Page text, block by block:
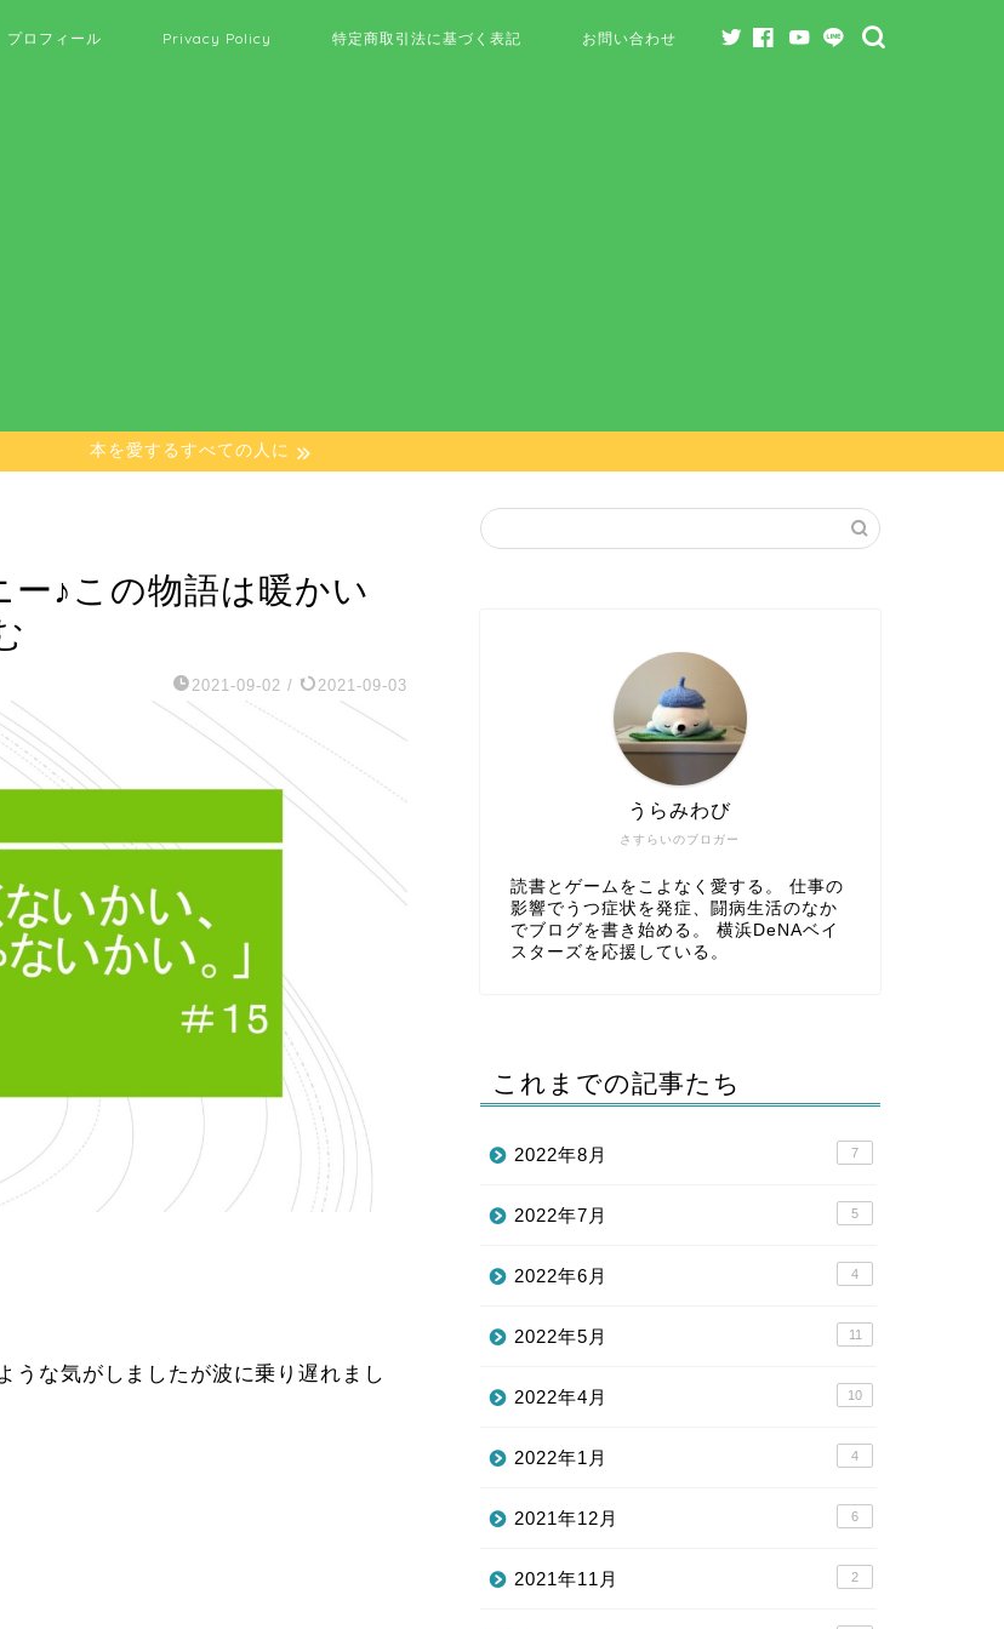
プロフィール Privacy Policy 特定商取引法に基づく表記 お問い合わせ
本を愛するすべての人に
ー♪この物語は暖かい
2021-09-02 / 2021-09-03
うな気がしましたが波に乗り遅れまし
さすらいのブロガー
うらみわび
読書とゲームをこよなく愛する。 仕事の
影響でうつ症状を発症、闘病生活のなか
でブログを書き始める。 横浜DeNAベイ
スターズを応援している。
これまでの記事たち
2022年8月 7
2022年7月 5
2022年6月 4
2022年5月 11
2022年4月 10
2022年1月 4
2021年12月 6
2021年11月 2